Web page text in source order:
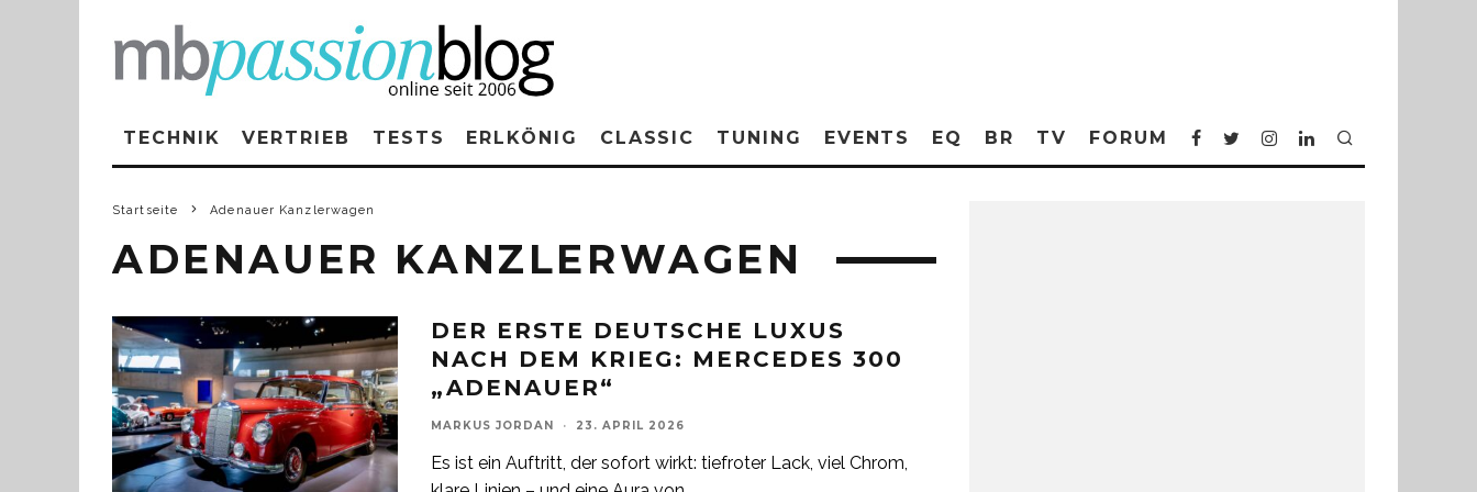
TECHNIK VERTRIEB TESTS ERLKÖNIG CLASSIC TUNING EVENTS EQ BR TV FORUM
Startseite Adenauer Kanzlerwagen
ADENAUER KANZLERWAGEN
DER ERSTE DEUTSCHE LUXUS
NACH DEM KRIEG: MERCEDES 300
„ADENAUER“
MARKUS JORDAN · 23. APRIL 2026
Es ist ein Auftritt, der sofort wirkt: tiefroter Lack, viel Chrom,